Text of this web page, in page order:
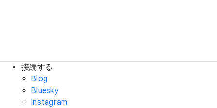
接続する
Blog
Bluesky
Instagram